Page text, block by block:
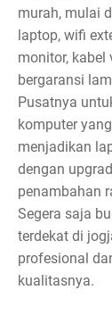
murah, mulai
laptop, wifi
monitor, kabel
bergaransi
Pusatnya
komputer
menjadikan
dengan
penambahan
Segera saja
terdekat di
profesional
kualitasnya.